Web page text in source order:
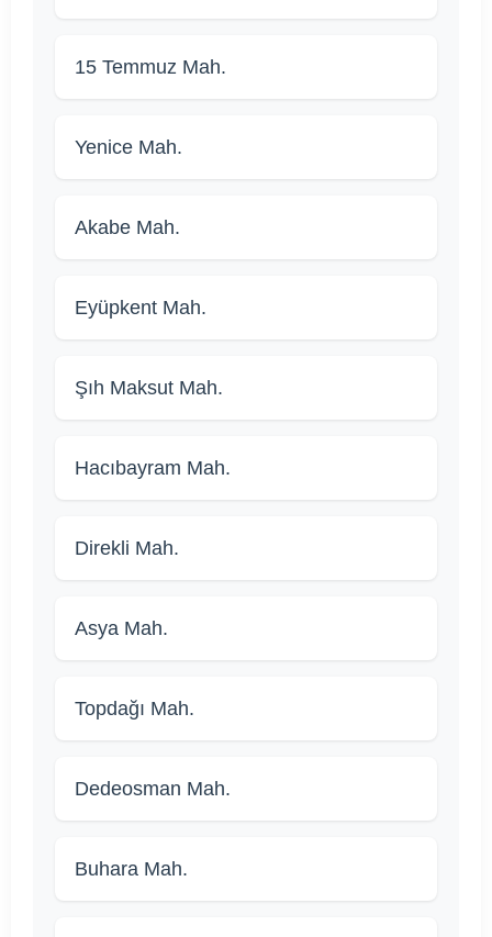
15 Temmuz Mah.
Yenice Mah.
Akabe Mah.
Eyüpkent Mah.
Şıh Maksut Mah.
Hacıbayram Mah.
Direkli Mah.
Asya Mah.
Topdağı Mah.
Dedeosman Mah.
Buhara Mah.